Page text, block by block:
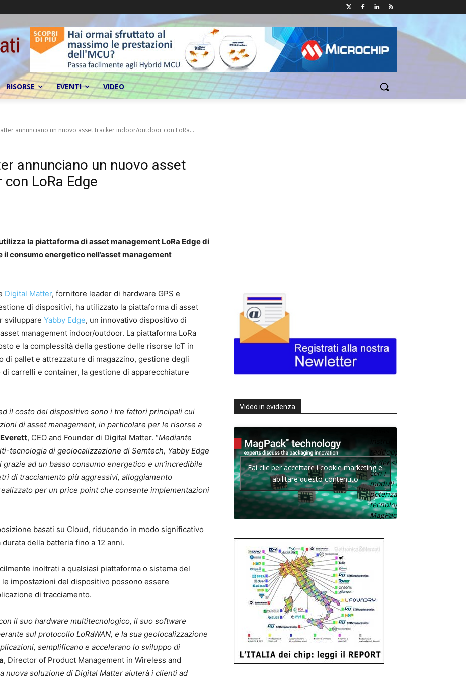
RISORSE EVENTI VIDEO
annunciano un nuovo asset tracker indoor/outdoor con LoRa...
annunciano un nuovo asset
LoRa Edge
la piattaforma di asset management LoRa Edge di
consumo energetico nell’asset management
Digital Matter, fornitore leader di hardware GPS e
di dispositivi, ha utilizzato la piattaforma di asset
sviluppare Yabby Edge, un innovativo dispositivo di
management indoor/outdoor. La piattaforma LoRa
e la complessità della gestione delle risorse IoT in
di pallet e attrezzature di magazzino, gestione degli
carrelli e container, la gestione di apparecchiature
il costo del dispositivo sono i tre fattori principali cui
di asset management, in particolare per le risorse a
Everett, CEO and Founder di Digital Matter. “Mediante
tecnologia di geolocalizzazione di Semtech, Yabby Edge
ad un basso consumo energetico e un’incredibile
di tracciamento più aggressivi, alloggiamento
per un price point che consente implementazioni
basati su Cloud, riducendo in modo significativo
della batteria fino a 12 anni.
inoltrati a qualsiasi piattaforma o sistema del
impostazioni del dispositivo possono essere
di tracciamento.
il suo hardware multitecnologico, il suo software
sul protocollo LoRaWAN, e la sua geolocalizzazione
semplificano e accelerano lo sviluppo di
, Director of Product Management in Wireless and
nuova soluzione di Digital Matter aiuterà i clienti ad
Video in evidenza
Texas
raddoppia
la densità
con i
moduli di
potenza con
tecnologia
MagPack.
Fai clic per accettare i cookie marketing e
abilitare questo contenuto